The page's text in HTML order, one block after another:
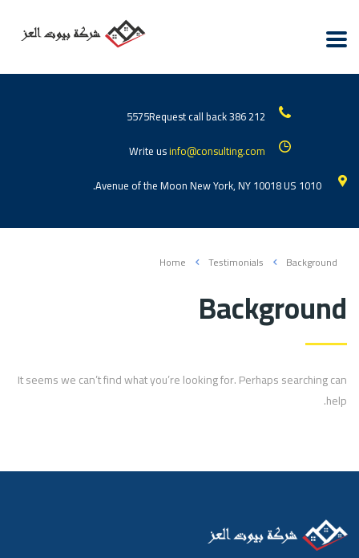
212 386 5575
Request call back
Write usinfo@consulting.com
1010 Avenue of the Moon New York, NY 10018 US.
Home Testimonials Background
Background
It seems we can’t find what you’re looking for. Perhaps searching can
help.